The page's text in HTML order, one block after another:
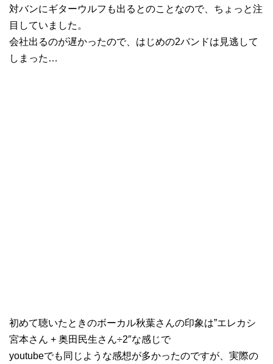
対バンにギターウルフも出るとのことなので、ちょっと注
目していました。
会社出るのが遅かったので、はじめの2バンドは見逃して
しまった…
初めて聴いたときのボーカル秋葉さんの印象は”エレカシ
宮本さん + 奥田民生さん÷2″な感じで
youtubeでも同じような感想が多かったのですが、実際の